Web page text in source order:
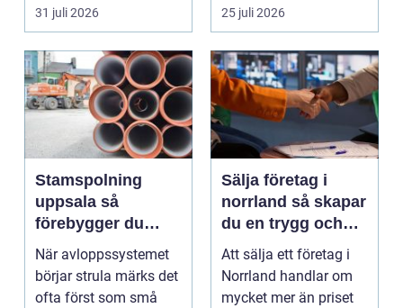
31 juli 2026 25 juli 2026
Stamspolning
uppsala så
förebygger du
stopp och
vattenskador i
fastigheten
När avloppssystemet
börjar strula märks det
ofta först som små
Sälja företag i
norrland så skapar
du en trygg och
lönsam affär
Att sälja ett företag i
Norrland handlar om
mycket mer än priset